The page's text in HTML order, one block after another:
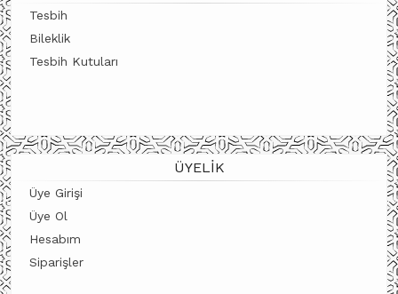
Tesbih
Bileklik
Tesbih Kutuları
ÜYELIK
Üye Girişi
Üye Ol
Hesabım
Siparişler